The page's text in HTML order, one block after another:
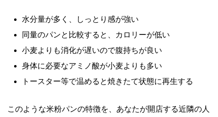
水分量が多く、しっとり感が強い
同量のパンと比較すると、カロリーが低い
小麦よりも消化が遅いので腹持ちが良い
身体に必要なアミノ酸が小麦よりも多い
トースター等で温めると焼きたて状態に再生する
このような米粉パンの特徴を、あなたが開店する近隣の人